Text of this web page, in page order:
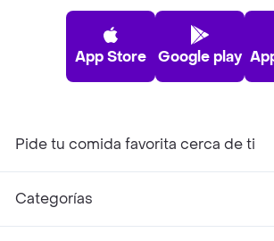
App Store Google play
Pide tu comida favorita cerca de ti
Categorías